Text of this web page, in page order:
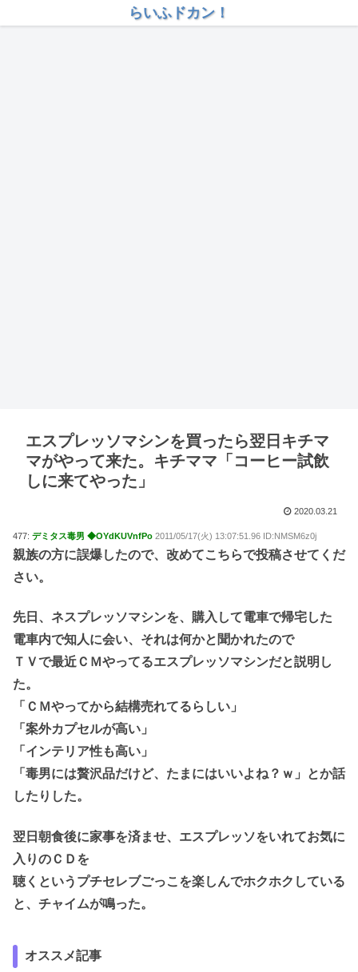
らいふドカン！
エスプレッソマシンを買ったら翌日キチマ
マがやって来た。キチママ「コーヒー試飲
しに来てやった」
2020.03.21
477: デミタス毒男 ◆OYdKUVnfPo 2011/05/17(火) 13:07:51.96 ID:NMSM6z0j
親族の方に誤爆したので、改めてこちらで投稿させてくだ
さい。
先日、ネスプレッソマシンを、購入して電車で帰宅した
電車内で知人に会い、それは何かと聞かれたので
ＴＶで最近ＣＭやってるエスプレッソマシンだと説明し
た。
「ＣＭやってから結構売れてるらしい」
「案外カプセルが高い」
「インテリア性も高い」
「毒男には贅沢品だけど、たまにはいいよね？ｗ」とか話
したりした。
翌日朝食後に家事を済ませ、エスプレッソをいれてお気に
入りのＣＤを
聴くというプチセレブごっこを楽しんでホクホクしている
と、チャイムが鳴った。
オススメ記事